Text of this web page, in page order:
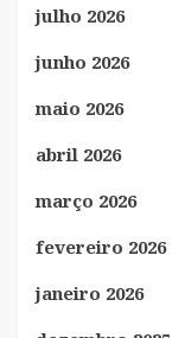
julho 2026
junho 2026
maio 2026
abril 2026
março 2026
fevereiro 2026
janeiro 2026